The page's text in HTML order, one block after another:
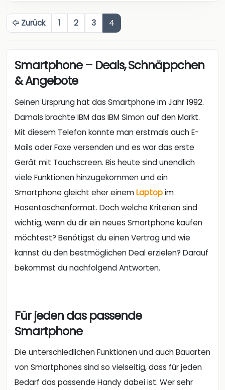
Zurück 1 2 3 4
Smartphone – Deals, Schnäppchen
& Angebote
Seinen Ursprung hat das Smartphone im Jahr 1992.
Damals brachte IBM das IBM Simon auf den Markt.
Mit diesem Telefon konnte man erstmals auch E-
Mails oder Faxe versenden und es war das erste
Gerät mit Touchscreen. Bis heute sind unendlich
viele Funktionen hinzugekommen und ein
Smartphone gleicht eher einemLaptopim
Hosentaschenformat. Doch welche Kriterien sind
wichtig, wenn du dir ein neues Smartphone kaufen
möchtest? Benötigst du einen Vertrag und wie
kannst du den bestmöglichen Deal erzielen? Darauf
bekommst du nachfolgend Antworten.
Für jeden das passende
Smartphone
Die unterschiedlichen Funktionen und auch Bauarten
von Smartphones sind so vielseitig, dass für jeden
Bedarf das passende Handy dabei ist. Wer sehr